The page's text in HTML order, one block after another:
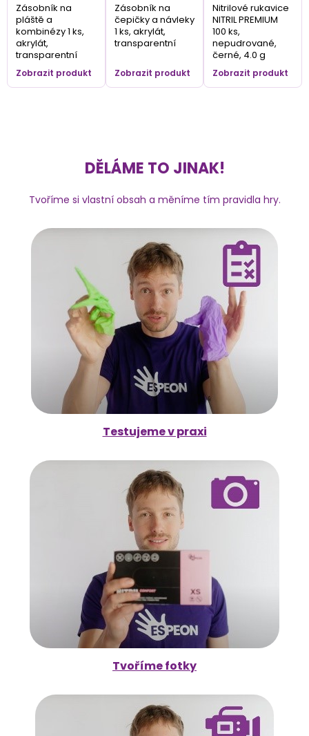
Zásobník na
pláště a
kombinézy 1 ks,
akrylát,
transparentní
Zobrazit produkt
Zásobník na
čepičky a návleky
1 ks, akrylát,
transparentní
Zobrazit produkt
Nitrilové rukavice
NITRIL PREMIUM
100 ks,
nepudrované,
černé, 4.0 g
Zobrazit produkt
DĚLÁME TO JINAK!
Tvoříme si vlastní obsah a měníme tím pravidla hry.
Testujeme v praxi
Tvoříme fotky